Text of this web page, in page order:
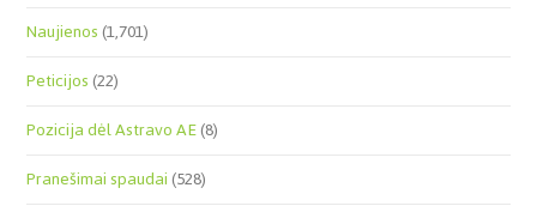
Naujienos(1,701)
Peticijos(22)
Pozicija dėl Astravo AE(8)
Pranešimai spaudai(528)